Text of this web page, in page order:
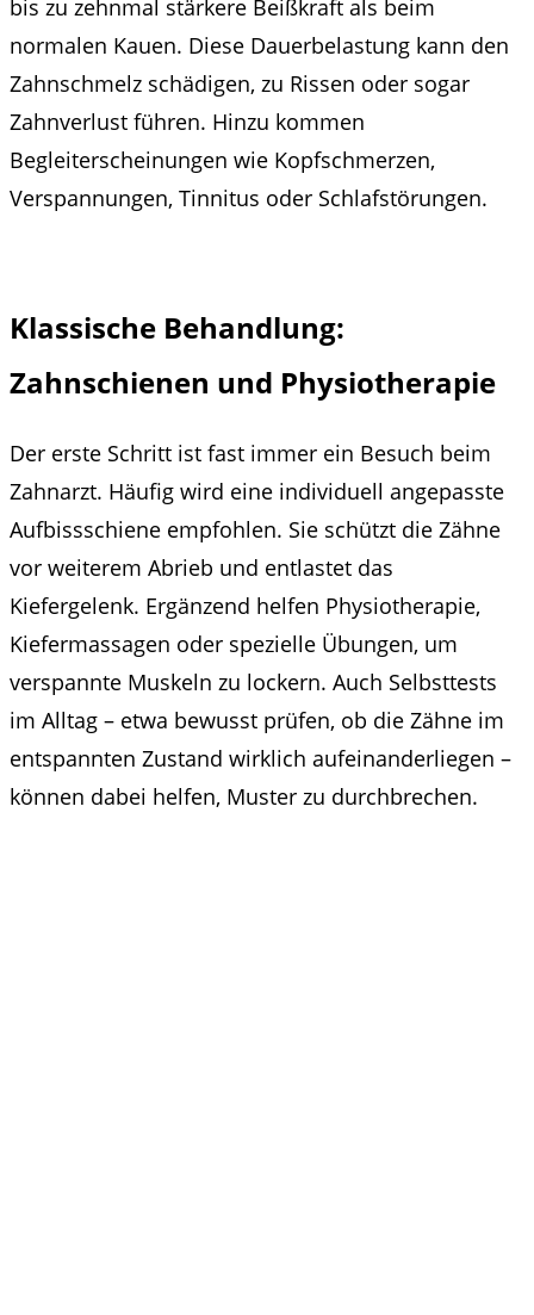
bis zu zehnmal stärkere Beißkraft als beim
normalen Kauen. Diese Dauerbelastung kann den
Zahnschmelz schädigen, zu Rissen oder sogar
Zahnverlust führen. Hinzu kommen
Begleiterscheinungen wie Kopfschmerzen,
Verspannungen, Tinnitus oder Schlafstörungen.
Klassische Behandlung:
Zahnschienen und Physiotherapie
Der erste Schritt ist fast immer ein Besuch beim
Zahnarzt. Häufig wird eine individuell angepasste
Aufbissschiene empfohlen. Sie schützt die Zähne
vor weiterem Abrieb und entlastet das
Kiefergelenk. Ergänzend helfen Physiotherapie,
Kiefermassagen oder spezielle Übungen, um
verspannte Muskeln zu lockern. Auch Selbsttests
im Alltag – etwa bewusst prüfen, ob die Zähne im
entspannten Zustand wirklich aufeinanderliegen –
können dabei helfen, Muster zu durchbrechen.